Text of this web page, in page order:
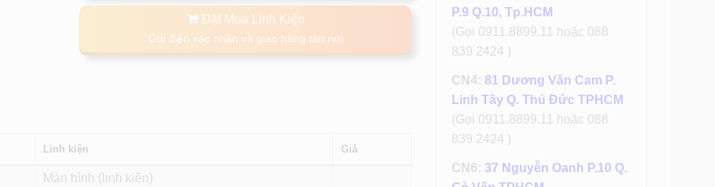
Đặt Mua Linh Kiện
Gọi điện xác nhận và giao hàng tận nơi
Linh kiện Giá
Màn hình (linh kiện)
P.9 Q.10, Tp.HCM
(Gọi 0911.8899.11 hoặc 088
839 2424 )
CN4: 81 Dương Văn Cam P.
Linh Tây Q. Thủ Đức TPHCM
(Gọi 0911.8899.11 hoặc 088
839 2424 )
CN6: 37 Nguyễn Oanh P.10 Q.